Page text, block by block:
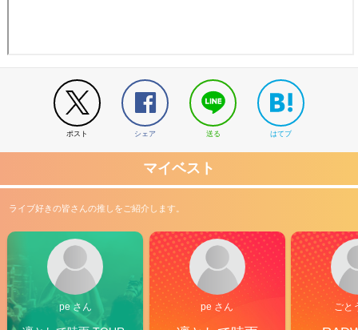
ポスト シェア 送る はてブ
マイベスト
ライブ好きの皆さんの推しをご紹介します。
pe さん pe さん ごと